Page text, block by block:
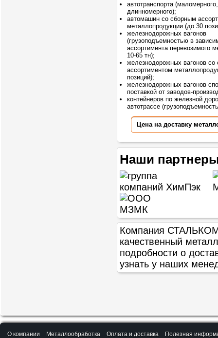
автотранспорта (маломерного,
длинномерного);
автомашин со сборным
металлопродукции (до 30
железнодорожных вагонов
(грузоподъемностью в
ассортимента перевозимого
10-65 тн);
железнодорожных вагонов со
ассортиментом
позиций);
железнодорожных вагонов
поставкой от заводов-
контейнеров по железной
автотрассе
Цена на доставку
Наши
Компания СТАЛЬКОМ
качественный
подробности о
узнать у наших
О компании Металлообработка Оплата и доставка
Полезная